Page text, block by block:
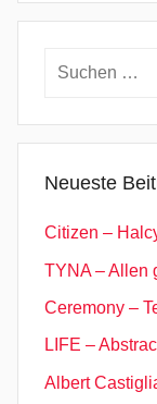
Suchen
Neueste
Citizen –
TYNA – Allen
Ceremony –
LIFE –
Albert